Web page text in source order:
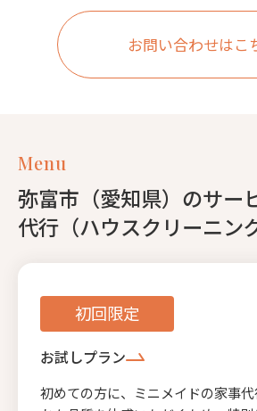
お問い合わせはこ
Menu
弥富市（愛知県）のサー
代行（ハウスクリーニン
初回限定
お試しプラン
初めての方に、ミニメイドの家事